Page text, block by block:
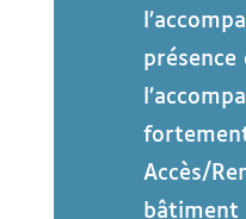
présence
Accès/
bâtiment